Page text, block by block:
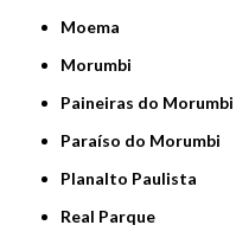
Moema
Morumbi
Paineiras do Morumbi
Paraíso do Morumbi
Planalto Paulista
Real Parque